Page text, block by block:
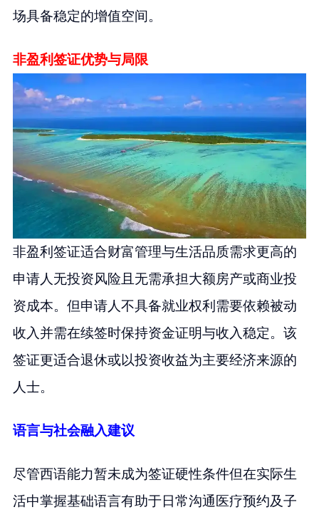
场具备稳定的增值空间。
非盈利签证优势与局限
非盈利签证适合财富管理与生活品质需求更高的
申请人无投资风险且无需承担大额房产或商业投
资成本。但申请人不具备就业权利需要依赖被动
收入并需在续签时保持资金证明与收入稳定。该
签证更适合退休或以投资收益为主要经济来源的
人士。
语言与社会融入建议
尽管西语能力暂未成为签证硬性条件但在实际生
活中掌握基础语言有助于日常沟通医疗预约及子